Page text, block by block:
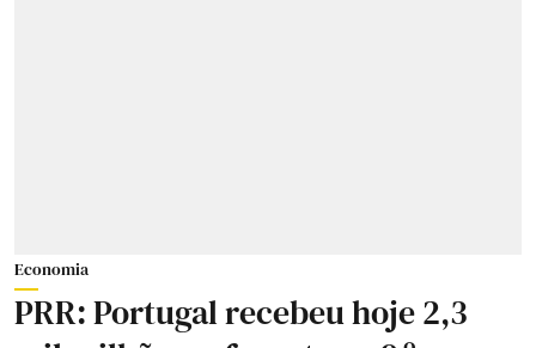
Economia
PRR: Portugal recebeu hoje 2,3